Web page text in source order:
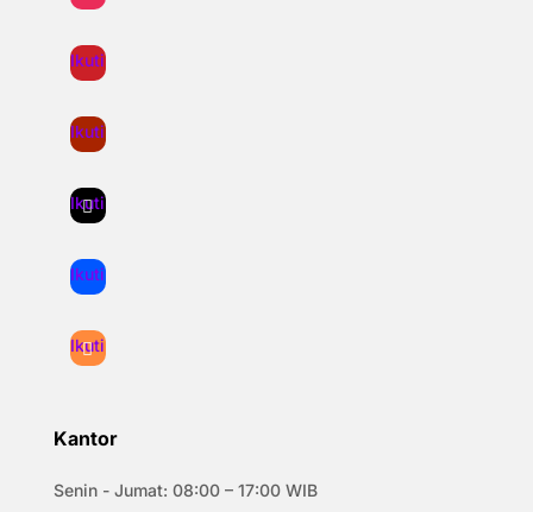
Ikuti
Ikuti
Ikuti
Ikuti
Ikuti
Kantor
Senin - Jumat: 08:00 – 17:00 WIB